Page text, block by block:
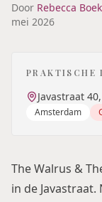
Door Rebecca
mei 2026
PRAKTISCHE
Javastraat
Amsterdam
The Walrus &
in de